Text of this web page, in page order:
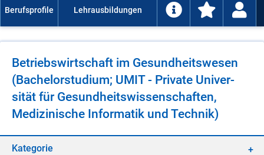
Be­triebs­wirt­schaft im Ge­sund­heits­we­sen
(Ba­che­lor­stu­di­um; UMIT - Pri­va­te Uni­ver­
si­tät für Ge­sund­heits­wis­sen­schaf­ten,
Me­di­zi­ni­sche In­for­ma­tik und Tech­nik)
Ka­te­go­rie